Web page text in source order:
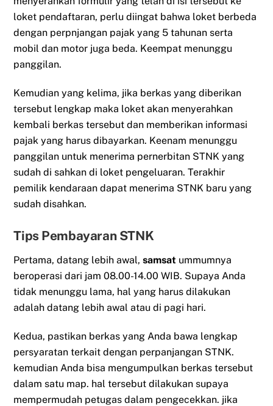
loket pendaftaran, perlu diingat bahwa loket berbeda
dengan perpnjangan pajak yang 5 tahunan serta
mobil dan motor juga beda. Keempat menunggu
panggilan.
Kemudian yang kelima, jika berkas yang diberikan
tersebut lengkap maka loket akan menyerahkan
kembali berkas tersebut dan memberikan informasi
pajak yang harus dibayarkan. Keenam menunggu
panggilan untuk menerima pernerbitan STNK yang
sudah di sahkan di loket pengeluaran. Terakhir
pemilik kendaraan dapat menerima STNK baru yang
sudah disahkan.
Tips Pembayaran STNK
Pertama, datang lebih awal,samsat ummumnya
beroperasi dari jam 08.00-14.00 WIB. Supaya Anda
tidak menunggu lama, hal yang harus dilakukan
adalah datang lebih awal atau di pagi hari.
Kedua, pastikan berkas yang Anda bawa lengkap
persyaratan terkait dengan perpanjangan STNK.
kemudian Anda bisa mengumpulkan berkas tersebut
dalam satu map. hal tersebut dilakukan supaya
mempermudah petugas dalam pengecekkan. jika